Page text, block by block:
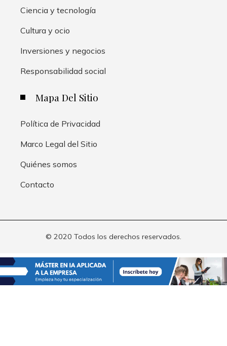
Ciencia y tecnología
Cultura y ocio
Inversiones y negocios
Responsabilidad social
Mapa Del Sitio
Política de Privacidad
Marco Legal del Sitio
Quiénes somos
Contacto
© 2020 Todos los derechos reservados.